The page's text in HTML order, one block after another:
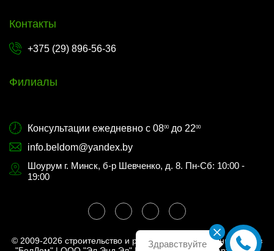
Контакты
+375 (29) 896-56-36
Филиалы
Консультации ежедневно с 0800до 2200
info.beldom@yandex.by
Шоурум г. Минск, б-р Шевченко, д. 8. Пн-Сб: 10:00 -
19:00
© 2009-2026 строительство и реставрация деревянных домов
Здравствуйте